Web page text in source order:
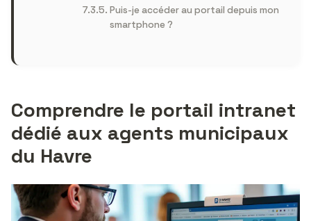
Puis-je accéder au portail depuis mon
smartphone ?
Comprendre le portail intranet
dédié aux agents municipaux
du Havre